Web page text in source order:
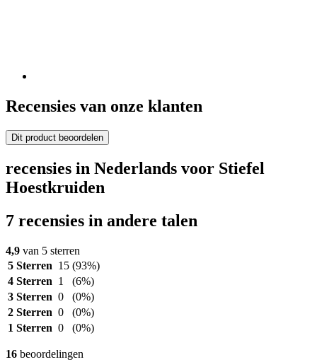
Recensies van onze klanten
Dit product beoordelen
recensies in Nederlands voor Stiefel
Hoestkruiden
7 recensies in andere talen
4,9 van 5 sterren
5 Sterren 15 (93%)
4 Sterren 1
(6%)
3 Sterren 0
(0%)
2 Sterren 0
(0%)
1 Sterren 0 (0%)
16 beoordelingen